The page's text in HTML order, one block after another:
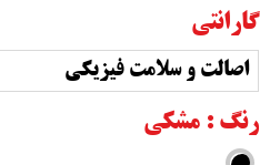
گارانتی
اصالت و سلامت فیزیکی
رنگ : مشکی